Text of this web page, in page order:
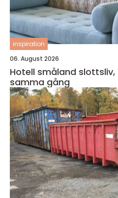
inspiration
06. August 2026
Hotell småland slottsliv, skogar och sjöar på
samma gång